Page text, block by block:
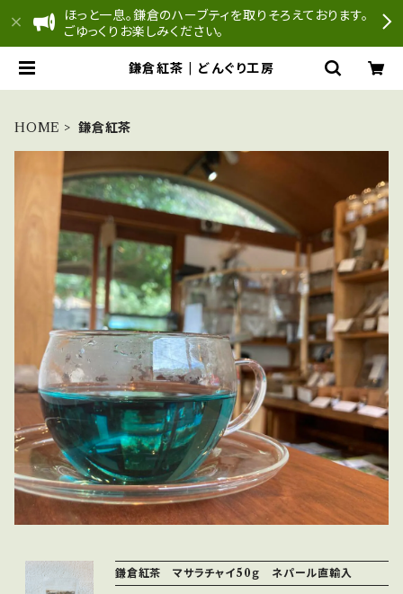
ほっと一息。鎌倉のハーブティを取りそろえております。
ごゆっくりお楽しみください。
鎌倉紅茶 | どんぐり工房
HOME 鎌倉紅茶
鎌倉紅茶 マサラチャイ50ｇ ネパール直輸入